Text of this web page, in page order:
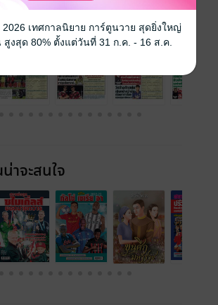
ดูทั้งหมด
าจะสนใจ
2026 เทศกาลนิยาย การ์ตูนวาย สุดยิ่งใหญ่
งสุด 80% ตั้งแต่วันที่ 31 ก.ค. - 16 ส.ค.